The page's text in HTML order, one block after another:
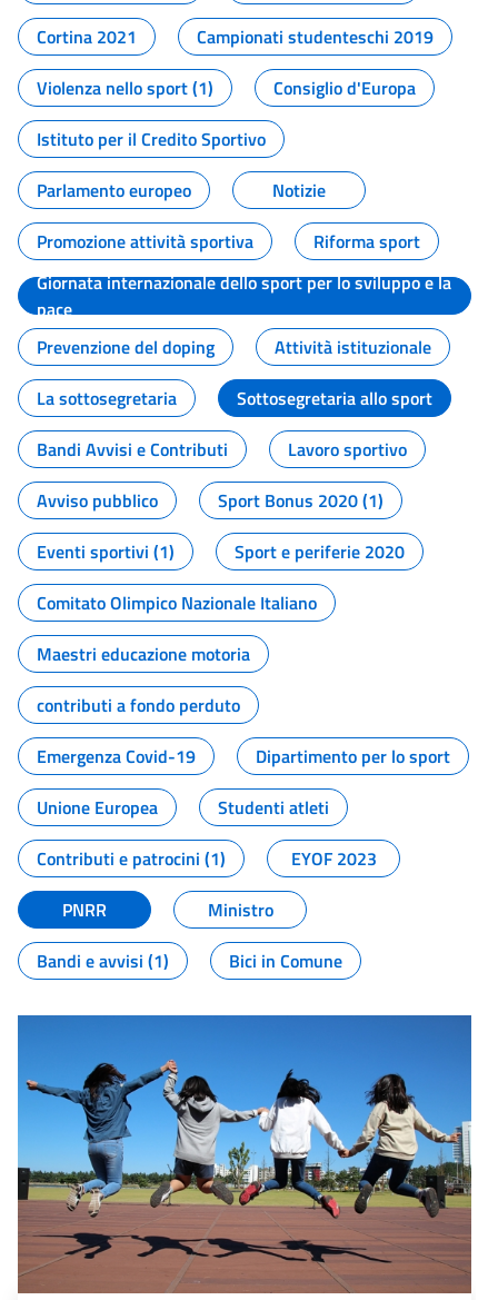
Cortina 2021
Campionati studenteschi 2019
Violenza nello sport (1)
Consiglio d'Europa
Istituto per il Credito Sportivo
Parlamento europeo
Notizie
Promozione attività sportiva
Riforma sport
Giornata internazionale dello sport per lo sviluppo e la
pace
Prevenzione del doping
Attività istituzionale
La sottosegretaria
Sottosegretaria allo sport
Bandi Avvisi e Contributi
Lavoro sportivo
Avviso pubblico
Sport Bonus 2020 (1)
Eventi sportivi (1)
Sport e periferie 2020
Comitato Olimpico Nazionale Italiano
Maestri educazione motoria
contributi a fondo perduto
Emergenza Covid-19
Dipartimento per lo sport
Unione Europea
Studenti atleti
Contributi e patrocini (1)
EYOF 2023
PNRR
Ministro
Bandi e avvisi (1)
Bici in Comune